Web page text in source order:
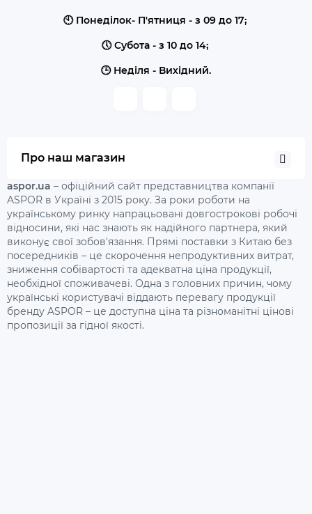
🕙 Понеділок- П'ятниця - з 09 до 17;
🕔 Субота - з 10 до 14;
🕒 Неділя - Вихідний.
Про наш магазин
aspor.ua – офіційний сайт представництва компанії
ASPOR в Україні з 2015 року. За роки роботи на
українському ринку напрацьовані довгострокові робочі
відносини, які нас знають як надійного партнера, який
виконує свої зобов'язання. Прямі поставки з Китаю без
посередників – це скорочення непродуктивних витрат,
зниження собівартості та адекватна ціна продукції,
необхідної споживачеві. Одна з головних причин, чому
українські користувачі віддають перевагу продукції
бренду ASPOR – це доступна ціна та різноманітні цінові
пропозиції за гідної якості.